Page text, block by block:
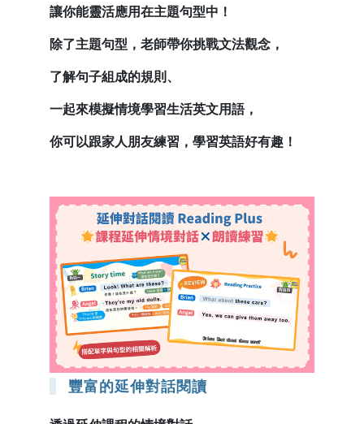
讓你能靈活應用在主題句型中！
除了主題句型，老師帶你挑戰文法觀念，
了解句子組成的規則、
一起來模擬情境學習生活英文用語，
你可以跟家人朋友練習，學習英語好有趣！
豐富的延伸對話閱讀